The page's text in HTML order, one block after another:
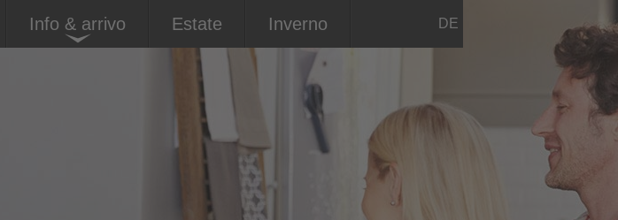
Info & arrivo Estate Inverno DE